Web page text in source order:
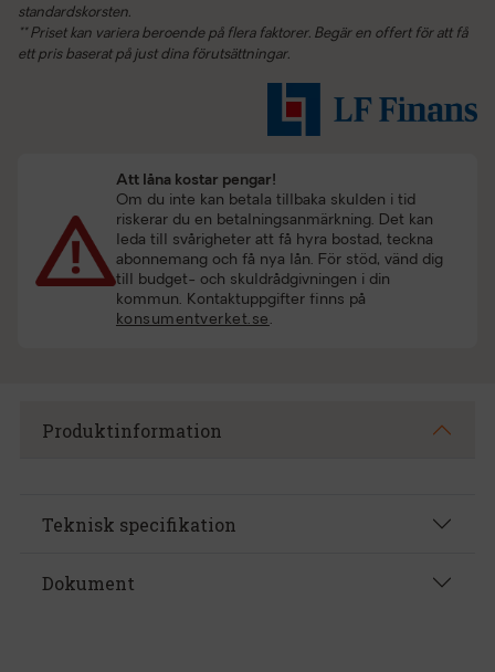
standardskorsten.
** Priset kan variera beroende på flera faktorer. Begär en offert för att få
ett pris baserat på just dina förutsättningar.
Att låna kostar pengar!
Om du inte kan betala tillbaka skulden i tid
riskerar du en betalningsanmärkning. Det kan
leda till svårigheter att få hyra bostad, teckna
abonnemang och få nya lån. För stöd, vänd dig
till budget- och skuldrådgivningen i din
kommun. Kontaktuppgifter finns på
konsumentverket.se .
Produktinformation
Teknisk specifikation
Dokument